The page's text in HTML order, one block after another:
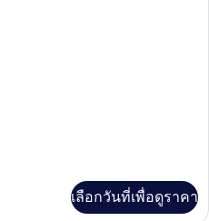
เลือกวันที่เพื่อดูราคา